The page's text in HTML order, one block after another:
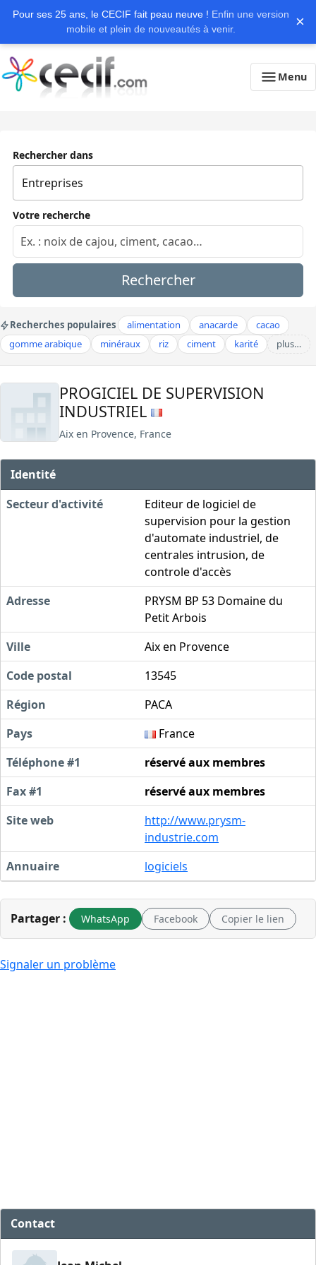
Pour ses 25 ans, le CECIF fait peau neuve ! Enfin une version
mobile et plein de nouveautés à venir.
×
Menu
Rechercher dans
Votre recherche
Rechercher
Recherches populaires alimentation anacarde
cacao
gomme arabique
minéraux riz ciment karité plus…
PROGICIEL DE SUPERVISION
INDUSTRIEL
Aix en Provence, France
Identité
Secteur d'activité
Editeur de logiciel de
supervision pour la gestion
d'automate industriel, de
centrales intrusion, de
controle d'accès
Adresse
PRYSM BP 53 Domaine du
Petit Arbois
Ville
Aix en Provence
Code postal
13545
Région
PACA
Pays
France
Téléphone #1
réservé aux membres
Fax #1
réservé aux membres
Site web
http://www.prysm-
industrie.com
Annuaire
logiciels
Partager : WhatsApp Facebook Copier le lien
Signaler un problème
Contact